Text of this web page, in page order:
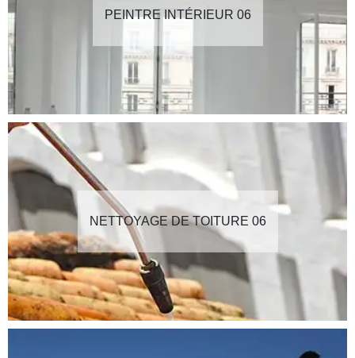
PEINTRE INTÉRIEUR 06
NETTOYAGE DE TOITURE 06